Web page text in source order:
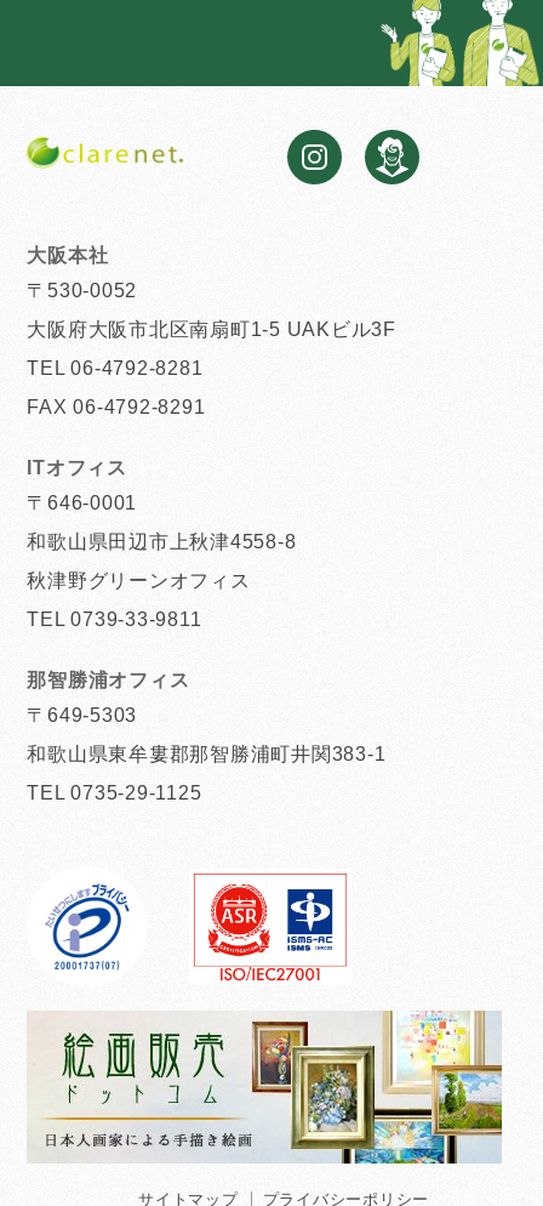
大阪本社
〒530-0052
大阪府大阪市北区南扇町1-5 UAKビル3F
TEL 06-4792-8281
FAX 06-4792-8291
ITオフィス
〒646-0001
和歌山県田辺市上秋津4558-8
秋津野グリーンオフィス
TEL 0739-33-9811
那智勝浦オフィス
〒649-5303
和歌山県東牟婁郡那智勝浦町井関383-1
TEL 0735-29-1125
サイトマップ プライバシーポリシー